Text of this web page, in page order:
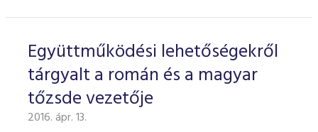
Együttműködési lehetőségekről
tárgyalt a román és a magyar
tőzsde vezetője
2016. ápr. 13.